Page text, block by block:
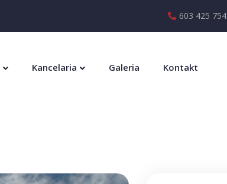
603 425 754
Kancelaria Galeria Kontakt